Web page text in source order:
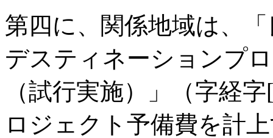
第四に、関係地域は、
デスティネーションプ
（試行実施）」（字経
ロジェクト予備費を計